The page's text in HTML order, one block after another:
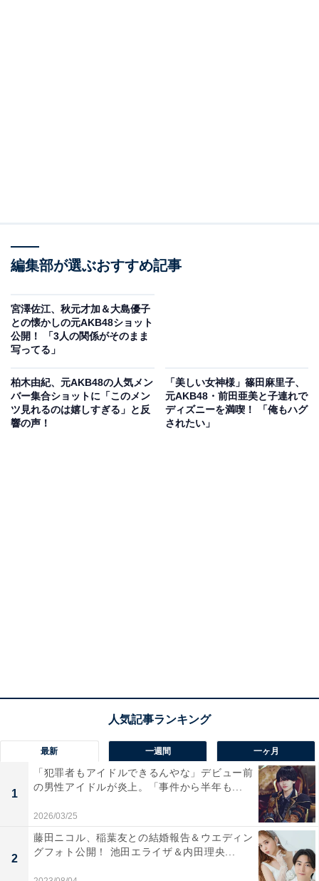
編集部が選ぶおすすめ記事
宮澤佐江、秋元才加＆大島優子
との懐かしの元AKB48ショット
公開！ 「3人の関係がそのまま
写ってる」
柏木由紀、元AKB48の人気メン
バー集合ショットに「このメン
ツ見れるのは嬉しすぎる」と反
響の声！
「美しい女神様」篠田麻里子、
元AKB48・前田亜美と子連れで
ディズニーを満喫！ 「俺もハグ
されたい」
最新 一週間 一ヶ月
1
「犯罪者もアイドルできるんやな」デビュー前
の男性アイドルが炎上。「事件から半年も...
2026/03/25
2
藤田ニコル、稲葉友との結婚報告＆ウエディン
グフォト公開！ 池田エライザ＆内田理央...